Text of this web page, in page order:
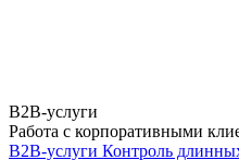
B2B-услуги
Работа с корпоративными
B2B-услуги Контроль